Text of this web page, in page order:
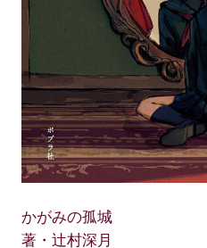
かがみの孤城
著・辻村深月